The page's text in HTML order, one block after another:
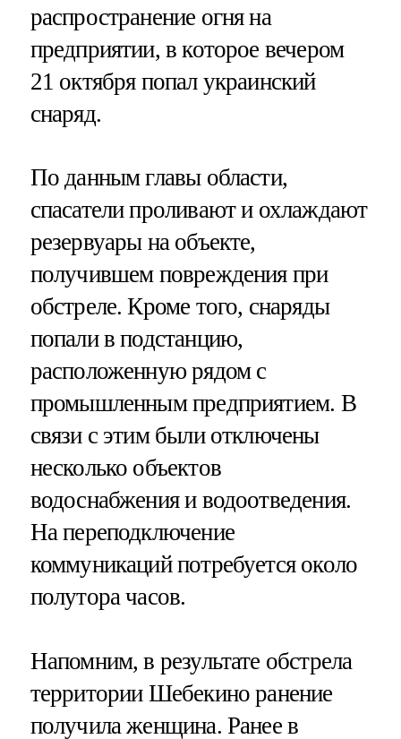
распространение огня на
предприятии, в которое вечером
21 октября попал украинский
снаряд.
По данным главы области,
спасатели проливают и охлаждают
резервуары на объекте,
получившем повреждения при
обстреле. Кроме того, снаряды
попали в подстанцию,
расположенную рядом с
промышленным предприятием. В
связи с этим были отключены
несколько объектов
водоснабжения и водоотведения.
На переподключение
коммуникаций потребуется около
полутора часов.
Напомним, в результате обстрела
территории Шебекино ранение
получила женщина. Ранее в